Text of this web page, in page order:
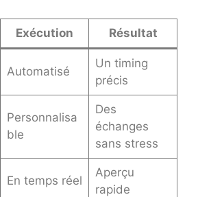
Exécution Résultat
Automatisé
Un timing
précis
Personnalisa
ble
Des
échanges
sans stress
En temps réel
Aperçu
rapide